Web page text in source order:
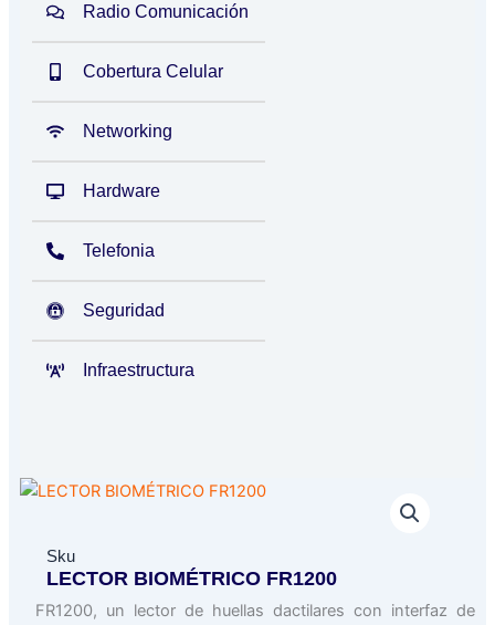
Radio Comunicación
Cobertura Celular
Networking
Hardware
Telefonia
Seguridad
Infraestructura
Sku
LECTOR BIOMÉTRICO FR1200
FR1200, un lector de huellas dactilares con interfaz de